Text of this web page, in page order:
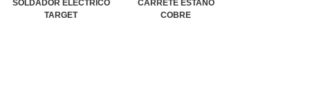
SOLDADOR ELÉCTRICO
TARGET
CARRETE ESTAÑO
COBRE